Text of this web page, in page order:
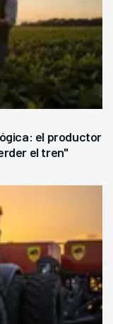
el productor
el tren"